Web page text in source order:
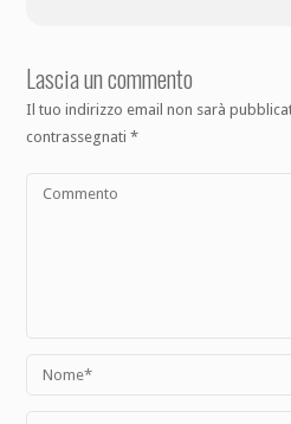
Lascia un commento
Il tuo indirizzo email non sarà
contrassegnati*